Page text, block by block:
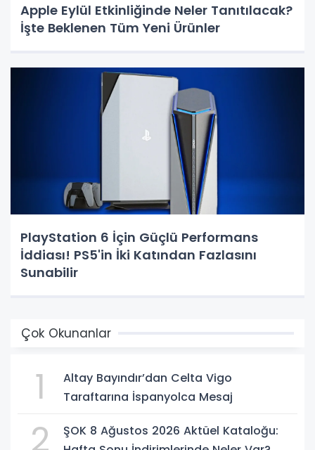
Apple Eylül Etkinliğinde Neler Tanıtılacak?
İşte Beklenen Tüm Yeni Ürünler
PlayStation 6 İçin Güçlü Performans
İddiası! PS5'in İki Katından Fazlasını
Sunabilir
Çok Okunanlar
1
Altay Bayındır’dan Celta Vigo
Taraftarına İspanyolca Mesaj
2
ŞOK 8 Ağustos 2026 Aktüel Kataloğu: